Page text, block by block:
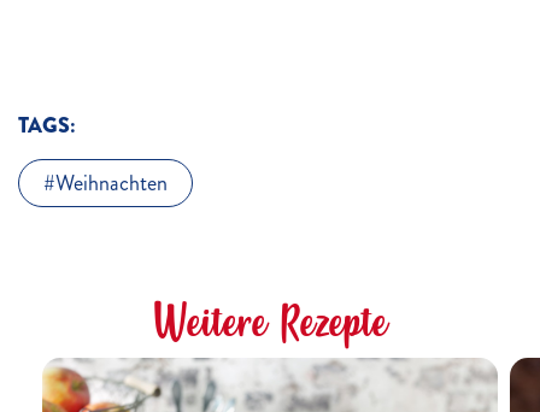
TAGS:
Weihnachten
Weitere Rezepte